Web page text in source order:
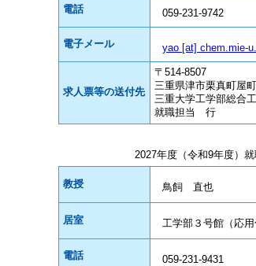
電話 059-231-9742
電子メール yao [at] chem.mie-
求人票等の送付先
〒514-8507
三重県津市栗真町屋
三重大学工学部総合
就職担当 行
2027年度（令和9年度）就
教授 鳥飼 直也
居室 工学部３号館（応
電話 059-231-9431